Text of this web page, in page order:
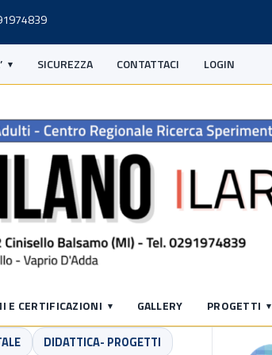
SICUREZZA CONTATTACI LOGIN
E CERTIFICAZIONI GALLERY PROGETTI
DIDATTICA- PROGETTI